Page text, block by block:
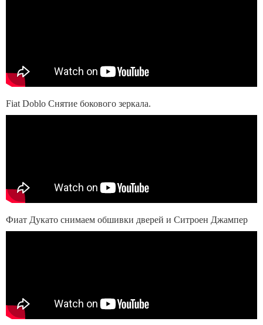
Fiat Doblo Снятие бокового зеркала.
Фиат Дукато снимаем обшивки дверей и Ситроен Джампер